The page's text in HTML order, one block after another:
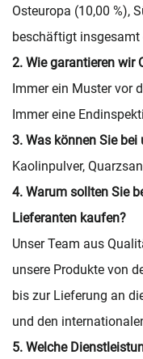
Osteuropa (10,00 %),
beschäftigt
2. Wie garantieren wir
Immer ein Muster vor
Immer eine
3. Was können Sie bei
Kaolinpulver,
4. Warum sollten Sie
Lieferanten kaufen?
Unser Team aus
unsere Produkte von
bis zur Lieferung an
und den
5. Welche